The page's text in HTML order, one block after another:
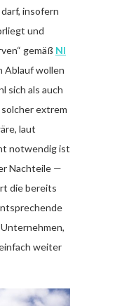
insofern
und
gemäß NI
Ablauf wollen
sich als auch
extrem
laut
notwendig ist
Nachteile —
die bereits
weiter